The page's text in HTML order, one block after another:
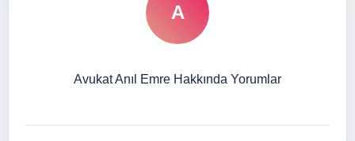
A
Avukat Anıl Emre Hakkında Yorumlar